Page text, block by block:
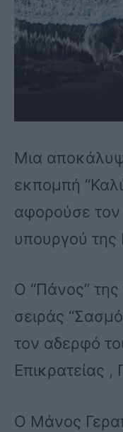
Μια
εκπομπή
αφορούσε
υπουργού της
Ο “Πάνος”
σειράς
τον αδερφό
Επικρατείας ,
Ο Μάνος